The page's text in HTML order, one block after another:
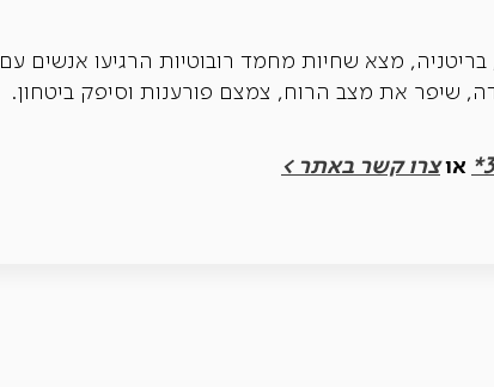
מצא שחיות מחמד רובוטיות הרגיעו אנשים עם
שיפר את מצב הרוח, צמצם פורענות וסיפק ביטחון.
אוצרו קשר באתר >